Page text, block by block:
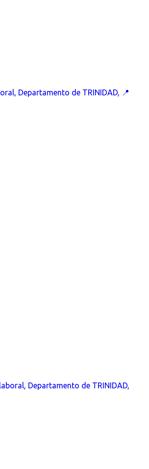
Departamento de TRINIDAD, 📍
Departamento de TRINIDAD,